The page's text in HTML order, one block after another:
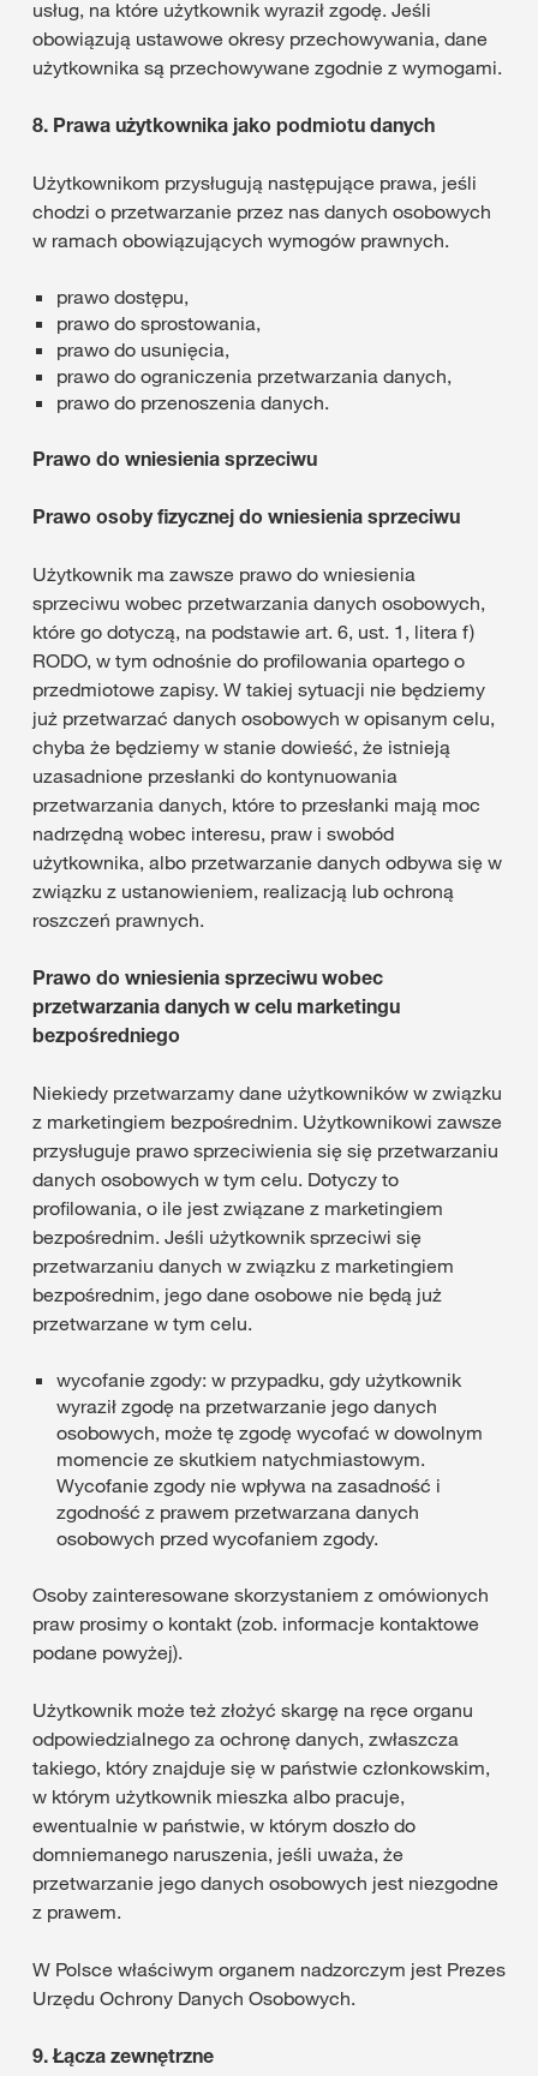
usług, na które użytkownik wyraził zgodę. Jeśli
obowiązują ustawowe okresy przechowywania, dane
użytkownika są przechowywane zgodnie z wymogami.
8. Prawa użytkownika jako podmiotu danych
Użytkownikom przysługują następujące prawa, jeśli
chodzi o przetwarzanie przez nas danych osobowych
w ramach obowiązujących wymogów prawnych.
prawo dostępu,
prawo do sprostowania,
prawo do usunięcia,
prawo do ograniczenia przetwarzania danych,
prawo do przenoszenia danych.
Prawo do wniesienia sprzeciwu
Prawo osoby fizycznej do wniesienia sprzeciwu
Użytkownik ma zawsze prawo do wniesienia
sprzeciwu wobec przetwarzania danych osobowych,
które go dotyczą, na podstawie art. 6, ust. 1, litera f)
RODO, w tym odnośnie do profilowania opartego o
przedmiotowe zapisy. W takiej sytuacji nie będziemy
już przetwarzać danych osobowych w opisanym celu,
chyba że będziemy w stanie dowieść, że istnieją
uzasadnione przesłanki do kontynuowania
przetwarzania danych, które to przesłanki mają moc
nadrzędną wobec interesu, praw i swobód
użytkownika, albo przetwarzanie danych odbywa się w
związku z ustanowieniem, realizacją lub ochroną
roszczeń prawnych.
Prawo do wniesienia sprzeciwu wobec
przetwarzania danych w celu marketingu
bezpośredniego
Niekiedy przetwarzamy dane użytkowników w związku
z marketingiem bezpośrednim. Użytkownikowi zawsze
przysługuje prawo sprzeciwienia się się przetwarzaniu
danych osobowych w tym celu. Dotyczy to
profilowania, o ile jest związane z marketingiem
bezpośrednim. Jeśli użytkownik sprzeciwi się
przetwarzaniu danych w związku z marketingiem
bezpośrednim, jego dane osobowe nie będą już
przetwarzane w tym celu.
wycofanie zgody: w przypadku, gdy użytkownik
wyraził zgodę na przetwarzanie jego danych
osobowych, może tę zgodę wycofać w dowolnym
momencie ze skutkiem natychmiastowym.
Wycofanie zgody nie wpływa na zasadność i
zgodność z prawem przetwarzana danych
osobowych przed wycofaniem zgody.
Osoby zainteresowane skorzystaniem z omówionych
praw prosimy o kontakt (zob. informacje kontaktowe
podane powyżej).
Użytkownik może też złożyć skargę na ręce organu
odpowiedzialnego za ochronę danych, zwłaszcza
takiego, który znajduje się w państwie członkowskim,
w którym użytkownik mieszka albo pracuje,
ewentualnie w państwie, w którym doszło do
domniemanego naruszenia, jeśli uważa, że
przetwarzanie jego danych osobowych jest niezgodne
z prawem.
W Polsce właściwym organem nadzorczym jest Prezes
Urzędu Ochrony Danych Osobowych.
9.Łącza zewnętrzne